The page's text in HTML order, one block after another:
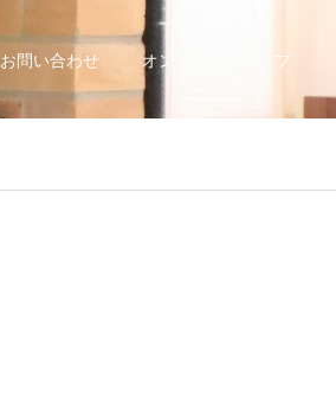
お問い合わせ オンラインショップ